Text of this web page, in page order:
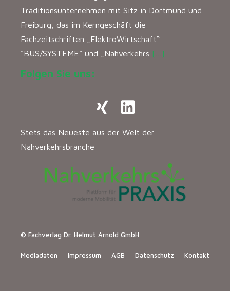
Traditionsunternehmen mit Sitz in Dortmund und
Freiburg, das im Kerngeschäft die
Fachzeitschriften „ElektroWirtschaft“
“BUS/SYSTEME” und „Nahverkehrs […]
Folgen Sie uns:
Stets das Neueste aus der Welt der
Nahverkehrsbranche
© Fachverlag Dr. Helmut Arnold GmbH
Mediadaten Impressum AGB Datenschutz Kontakt